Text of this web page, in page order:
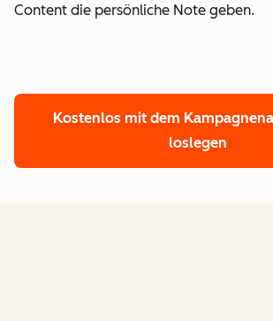
Content die persönliche Note geben.
Kostenlos mit dem
loslegen